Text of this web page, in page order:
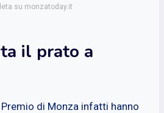
su monzatoday.it
il prato a
di Monza infatti hanno